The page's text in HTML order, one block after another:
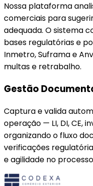
Nossa plataforma
comerciais para
adequada. O sistema
bases regulatórias e
Inmetro, Suframa e
multas e retrabalho.
Gestão
Captura e valida
operação — LI, DI, CE,
organizando o fluxo
verificações
e agilidade no